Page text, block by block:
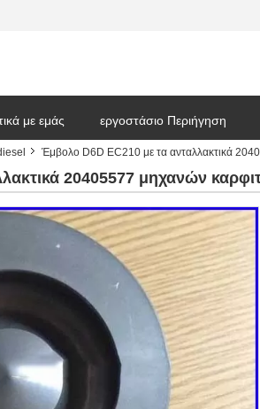
με εμάς εργοστάσιο Περιήγηση
ένα απόσπασμα
Έμβολο D6D EC210 με τα ανταλλακτικά
20405577 μηχανών